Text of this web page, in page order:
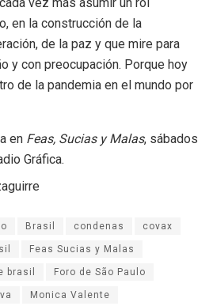
en la construcción de la
de la paz y que mire para
y con preocupación. Porque hoy
de la pandemia en el mundo por
en Feas, Sucias y Malas, sábados
Gráfica.
Brasil condenas covax
Feas Sucias y Malas
brasil Foro de São Paulo
Monica Valente